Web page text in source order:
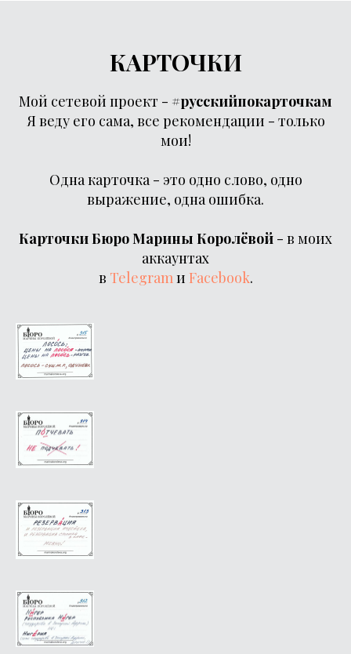
КАРТОЧКИ
Мой сетевой проект - #русскийпокарточкам
Я веду его сама, все рекомендации - только
мои!
Одна карточка - это одно слово, одно
выражение, одна ошибка.
Карточки Бюро Марины Королёвой - в моих
аккаунтах
в Telegramи Facebook.